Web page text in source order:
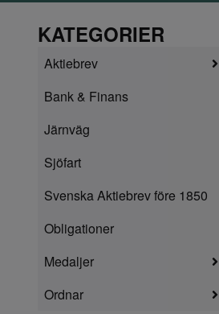
KATEGORIER
Aktiebrev
Bank & Finans
Järnväg
Sjöfart
Svenska Aktiebrev före 1850
Obligationer
Medaljer
Ordnar